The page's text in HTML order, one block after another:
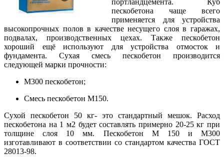
пескобетона чаще всего
применяется для устройства
высокопрочных полов в качестве несущего слоя в гаражах,
подвалах, производственных цехах. Также пескобетон
хороший ещё используют для устройства отмосток и
фундамента. Сухая смесь пескобетон производится
следующей марки прочности:
М300 пескобетон;
Смесь пескобетон М150.
Сухой пескобетон 50 кг- это стандартный мешок. Расход
пескобетона на 1 м2 будет составлять примерно 20-25 кг при
толщине слоя 10 мм. Пескобетон М 150 и М300
изготавливают в соответствии со стандартом качества ГОСТ
28013-98.